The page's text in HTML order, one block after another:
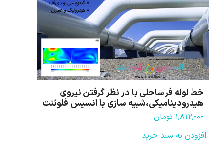
خط لوله فراساحلی با در نظر گرفتن نیروی
هیدرودینامیکی،شبیه سازی با انسیس فلوئنت
۱,۸۱۲,۰۰۰ تومان
افزودن به سبد خرید